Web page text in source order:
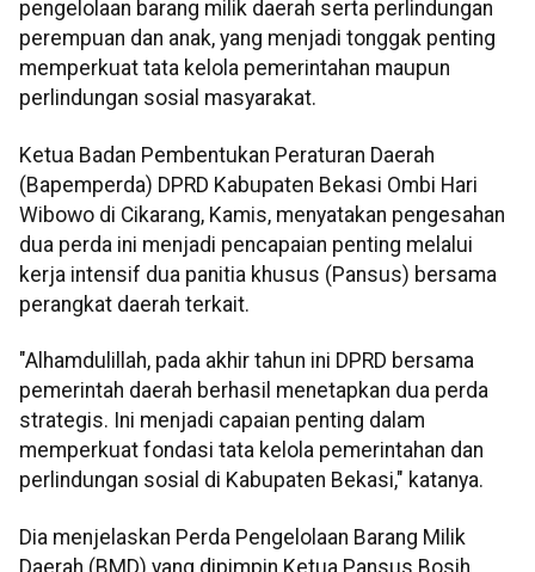
pengelolaan barang milik daerah serta perlindungan
perempuan dan anak, yang menjadi tonggak penting
memperkuat tata kelola pemerintahan maupun
perlindungan sosial masyarakat.
Ketua Badan Pembentukan Peraturan Daerah
(Bapemperda) DPRD Kabupaten Bekasi Ombi Hari
Wibowo di Cikarang, Kamis, menyatakan pengesahan
dua perda ini menjadi pencapaian penting melalui
kerja intensif dua panitia khusus (Pansus) bersama
perangkat daerah terkait.
"Alhamdulillah, pada akhir tahun ini DPRD bersama
pemerintah daerah berhasil menetapkan dua perda
strategis. Ini menjadi capaian penting dalam
memperkuat fondasi tata kelola pemerintahan dan
perlindungan sosial di Kabupaten Bekasi," katanya.
Dia menjelaskan Perda Pengelolaan Barang Milik
Daerah (BMD) yang dipimpin Ketua Pansus Bosih